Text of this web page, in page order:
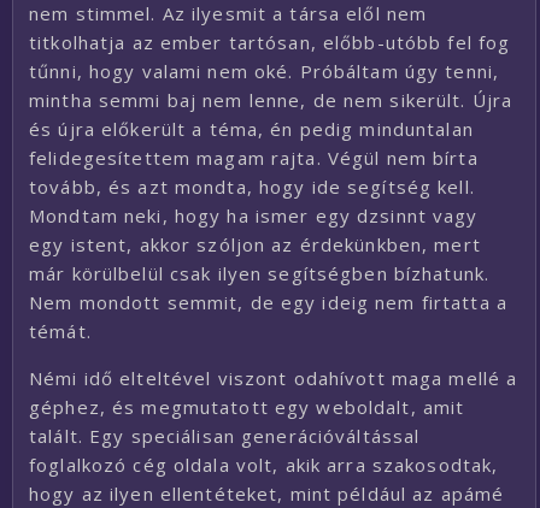
nem stimmel. Az ilyesmit a társa elől nem
titkolhatja az ember tartósan, előbb-utóbb fel fog
tűnni, hogy valami nem oké. Próbáltam úgy tenni,
mintha semmi baj nem lenne, de nem sikerült. Újra
és újra előkerült a téma, én pedig minduntalan
felidegesítettem magam rajta. Végül nem bírta
tovább, és azt mondta, hogy ide segítség kell.
Mondtam neki, hogy ha ismer egy dzsinnt vagy
egy istent, akkor szóljon az érdekünkben, mert
már körülbelül csak ilyen segítségben bízhatunk.
Nem mondott semmit, de egy ideig nem firtatta a
témát.
Némi idő elteltével viszont odahívott maga mellé a
géphez, és megmutatott egy weboldalt, amit
talált. Egy speciálisan generációváltással
foglalkozó cég oldala volt, akik arra szakosodtak,
hogy az ilyen ellentéteket, mint például az apámé